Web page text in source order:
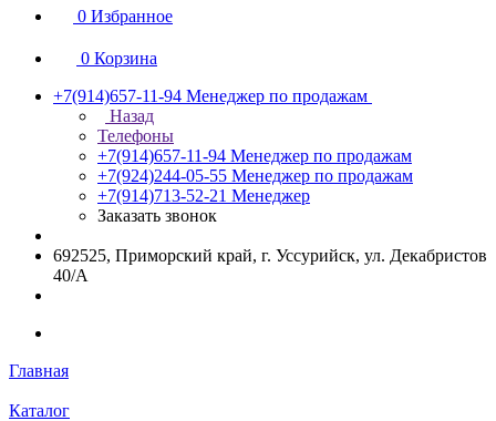
0 Избранное
0 Корзина
+7(914)657-11-94 Менеджер по продажам
Назад
Телефоны
+7(914)657-11-94 Менеджер по продажам
+7(924)244-05-55 Менеджер по продажам
+7(914)713-52-21 Менеджер
Заказать звонок
692525, Приморский край, г. Уссурийск, ул. Декабристов
40/А
Главная
Каталог